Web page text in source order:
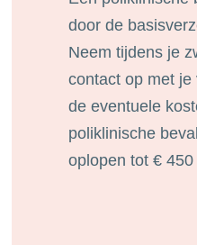
door de
Neem tijdens je
contact op met
de eventuele
poliklinische
oplopen tot €